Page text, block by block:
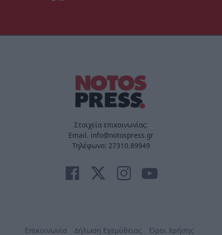
Στοιχεία επικοινωνίας:
Email. info@notospress.gr
Τηλέφωνο: 27310.89949
Επικοινωνία Δήλωση Εχεμύθειας Όροι Χρήσης